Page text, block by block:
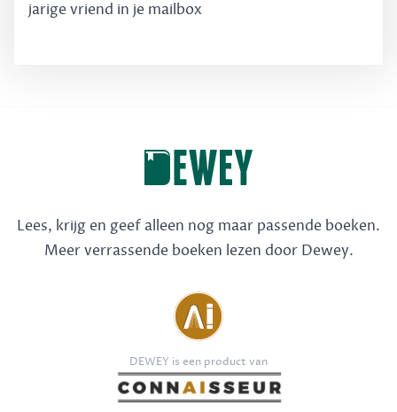
jarige vriend in je mailbox
Lees, krijg en geef alleen nog maar passende boeken.
Meer verrassende boeken lezen door Dewey.
DEWEY is een product van